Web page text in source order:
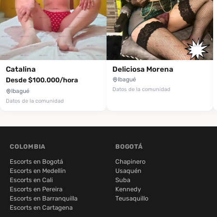
Catalina
Desde $100.000/hora
Ibagué
Datos de la comunidad
Deliciosa Morena
Ibagué
Datos de la comunidad
COLOMBIA
Escorts en Bogotá
Escorts en Medellín
Escorts en Cali
Escorts en Pereira
Escorts en Barranquilla
Escorts en Cartagena
BOGOTÁ
Chapinero
Usaquén
Suba
Kennedy
Teusaquillo